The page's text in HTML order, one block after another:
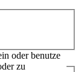
oder benutze
zu